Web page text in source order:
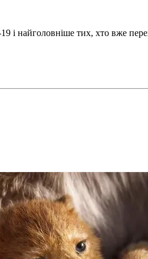
і найголовніше тих, хто вже